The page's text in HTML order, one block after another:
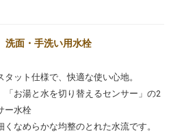
洗面・手洗い用水栓
ット仕様で、快適な使い心地。
「お湯と水を切り替えるセンサー」の2
ー水栓
なめらかな均整のとれた水流です。